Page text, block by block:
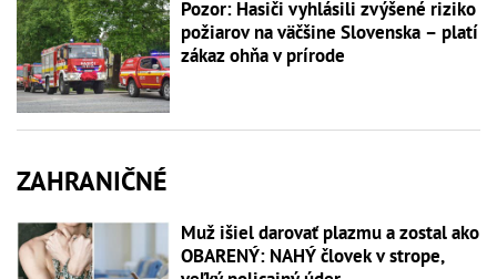
Pozor: Hasiči vyhlásili zvýšené riziko
požiarov na väčšine Slovenska – platí
zákaz ohňa v prírode
ZAHRANIČNÉ
Muž išiel darovať plazmu a zostal ako
OBARENÝ: NAHÝ človek v strope,